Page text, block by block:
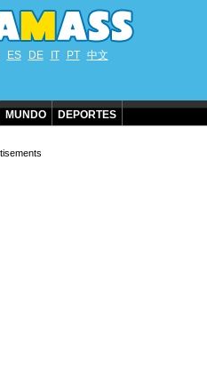
ES DE IT PT 中文
MUNDO DEPORTES